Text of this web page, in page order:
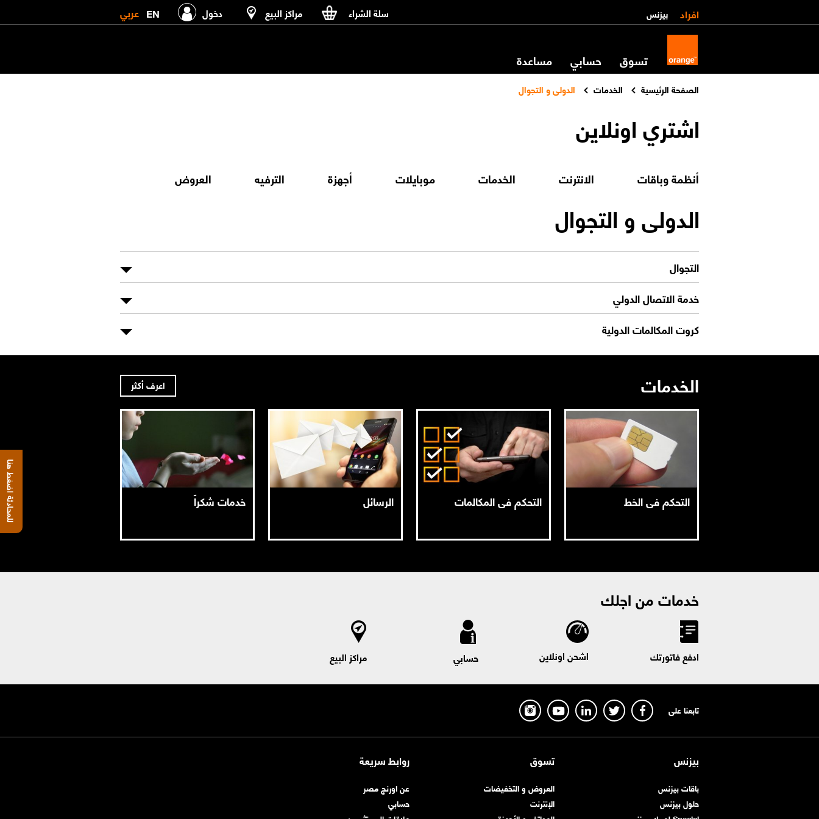
افراد بيزنس سلة الشراء مراكز البيع دخول EN عربي
تسوق حسابي مساعدة
الصفحة الرئيسية الخدمات الدولى و التجوال
اشتري اونلاين
أنظمة وباقات الانترنت الخدمات موبايلات أجهزة الترفيه العروض
الدولى و التجوال
التجوال
خدمة الاتصال الدولي
كروت المكالمات الدولية
الخدمات اعرف أكثر
التحكم فى الخط التحكم فى المكالمات الرسائل خدمات شكراً
خدمات من اجلك
ادفع فاتورتك اشحن اونلاين حسابي مراكز البيع
للمحادثة اضغط هنا
تابعنا على
بيزنس
باقات بيزنس
حلول بيزنس
تسوق
العروض و التخفيضات
الإنترنت
روابط سريعة
عن اورنچ مصر
حسابي